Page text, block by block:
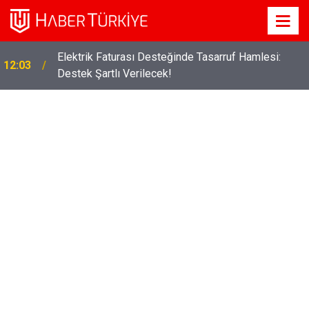
12:03
Elektrik Faturası Desteğinde Tasarruf Hamlesi:
Destek Şartlı Verilecek!